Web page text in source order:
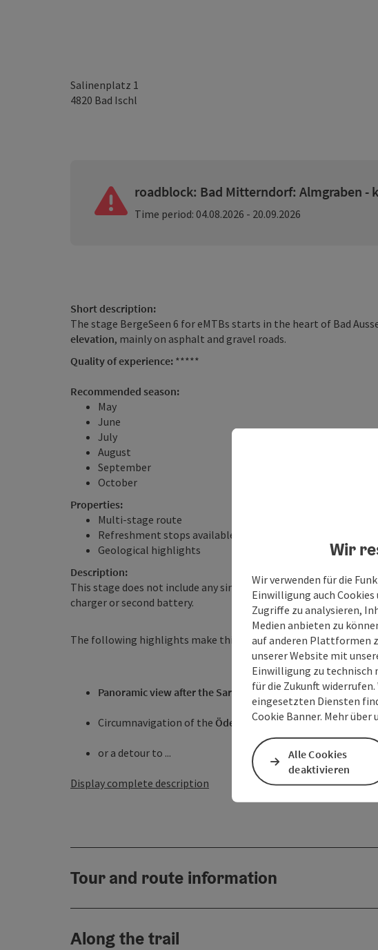
Salinenplatz 1
4820 Bad Ischl
roadblock: Bad Mitterndorf: Almgraben -
Time period: 04.08.2026 - 20.09.2026
Short description:
The stage BergeSeen 6 for eMTBs starts in the heart of Bad
elevation, mainly on asphalt and gravel roads.
Quality of experience: *****
Recommended season:
May
June
July
August
September
October
Properties:
Multi-stage route
Refreshment stops available
Geological highlights
Description:
This stage does not include any single trails. 67.4 km and 1170
charger or second battery.
The following highlights make this route, alongside the
Panoramic view after the Sarstein forestwithLoser,
Circumnavigation of the Ödenseewith a stop at the
or a detour to ...
Display complete description
Tour and route information
Along the trail
Wir
Wir verwenden für die
Einwilligung auch
Zugriffe zu analysieren,
Medien anbieten zu
auf anderen Plattformen
unserer Website mit
Einwilligung zu technisch
für die Zukunft
eingesetzten Diensten
Cookie Banner. Mehr über
Alle Cookies
deaktivieren